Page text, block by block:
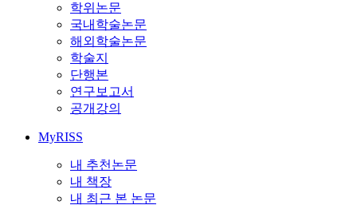
학위논문
국내학술논문
해외학술논문
학술지
단행본
연구보고서
공개강의
MyRISS
내 추천논문
내 책장
내 최근 본 논문